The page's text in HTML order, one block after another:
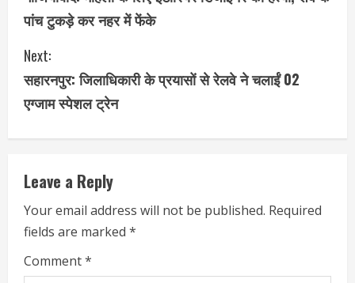
o
n
t
i
n
u
e
R
e
पांच टुकड़े कर नहर में फेंके
Next:
सहारनपुर: जिलाधिकारी के प्रयासों से रेलवे ने चलाईं 02
एग्जाम स्पेशल ट्रेन
Leave a Reply
Your email address will not be published. Required
fields are marked *
Comment*